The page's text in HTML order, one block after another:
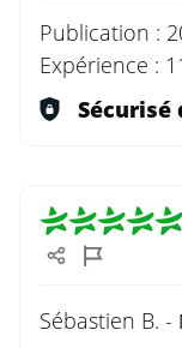
Publication :
Expérience :
Sécurisé
Sébastien B. -